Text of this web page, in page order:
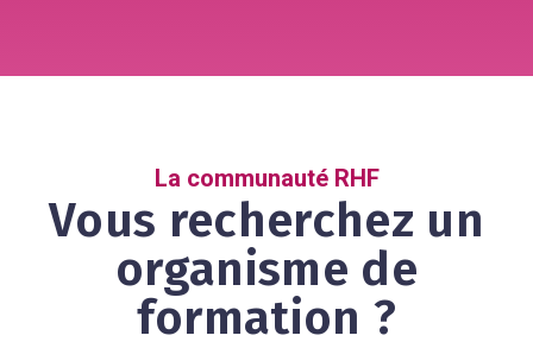
La communauté RHF
Vous recherchez un
organisme de
formation ?